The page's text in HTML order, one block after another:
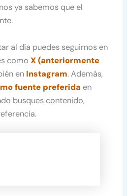
ya sabemos que el
al día puedes seguirnos en
comoX (anteriormente
en Instagram. Además,
fuente preferida en
busques contenido,